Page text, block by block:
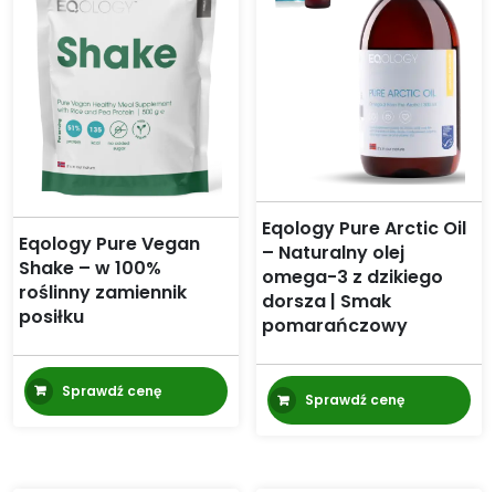
Eqology Pure Vegan
Shake – w 100%
roślinny zamiennik
posiłku
Sprawdź cenę
Eqology Pure Arctic Oil
– Naturalny olej
omega-3 z dzikiego
dorsza | Smak
pomarańczowy
Sprawdź cenę